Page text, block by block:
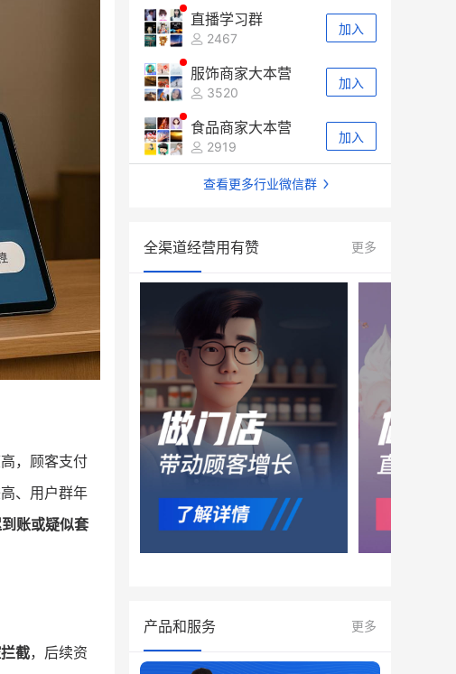
，顾客支付
、用户群年
账或疑似套
截，后续资
直播学习群
2467
加入
服饰商家大本营
3520
加入
食品商家大本营
2919
加入
查看更多行业微信群
全渠道经营用有赞 更多
产品和服务 更多